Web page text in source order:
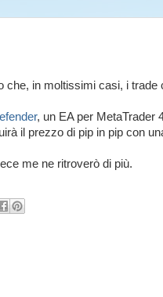
che, in moltissimi casi, i trade
, un EA per MetaTrader
il prezzo di pip in pip con
me ne ritroverò di più.